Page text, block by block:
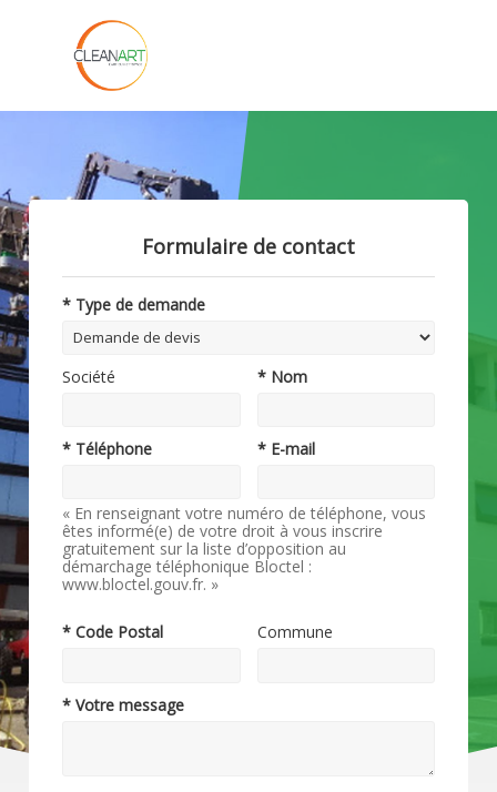
Formulaire de contact
* Type de demande
Société * Nom
* Téléphone * E-mail
« En renseignant votre numéro de téléphone, vous
êtes informé(e) de votre droit à vous inscrire
gratuitement sur la liste d’opposition au
démarchage téléphonique Bloctel :
www.bloctel.gouv.fr. »
* Code Postal Commune
* Votre message